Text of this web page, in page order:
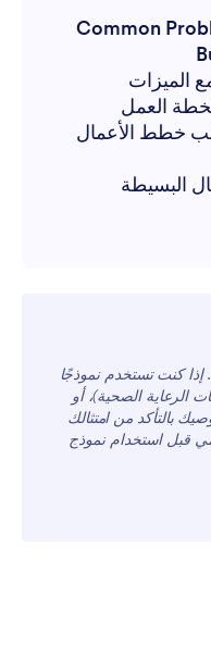
Common
الميزات
العمل
خطط الأعمال
البسيطة
كنت تستخدم نموذجًا
الرعاية الصحية)، أو
بالتأكد من امتثالك
قبل استخدام نموذج